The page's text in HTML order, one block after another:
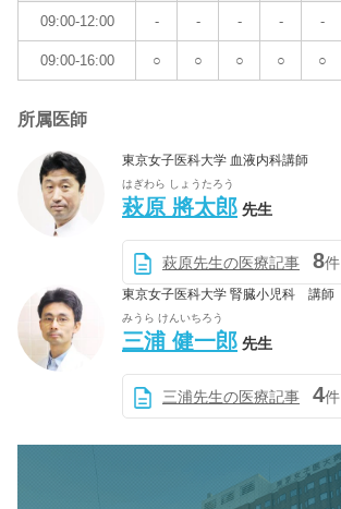
09:00-12:00 - - - - -
09:00-16:00 ○ ○ ○ ○ ○
所属医師
東京女子医科大学 血液内科講師
はぎわら しょうたろう
萩原 將太郎 先生
萩原先生の医療記事 8件
東京女子医科大学 腎臓小児科 講師
みうら けんいちろう
三浦 健一郎 先生
三浦先生の医療記事 4件